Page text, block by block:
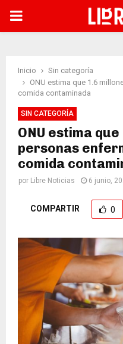
PRIMARY
Inicio
Sin categoría
ONU estima que 1.6
comida contaminada
SIN CATEGORÍA
ONU estima
personas
comida
por Libre Noticias 6 junio,
COMPARTIR 0